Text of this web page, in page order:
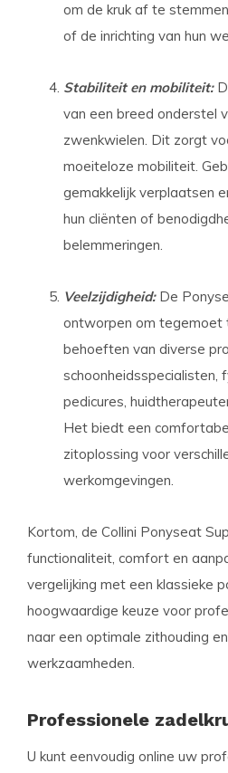
om de kruk af te
of de inrichting van hun
Stabiliteit en mobiliteit:
van een breed onderstel
zwenkwielen. Dit zorgt
moeiteloze mobiliteit.
gemakkelijk verplaatsen
hun cliënten of
belemmeringen.
Veelzijdigheid:De
ontworpen om tegemoet
behoeften van diverse
schoonheidsspecialisten,
pedicures,
Het biedt een
zitoplossing voor
werkomgevingen.
Kortom, de Collini Ponyseat
functionaliteit, comfort en
vergelijking met een klassieke
hoogwaardige keuze voor
naar een optimale zithouding
werkzaamheden.
Professionele
U kunt eenvoudig online uw